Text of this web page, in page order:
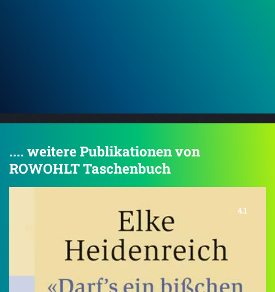
.... weitere Publikationen von
ROWOHLT Taschenbuch
4.1